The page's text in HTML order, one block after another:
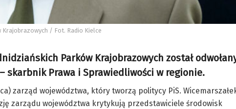
Krajobrazowych / Fot. Radio Kielce
Parków Krajobrazowych został
skarbnik Prawa i Sprawiedliwości w regionie.
zarząd województwa, który tworzą politycy PiS.
zarządu województwa krytykują przedstawiciele środowisk